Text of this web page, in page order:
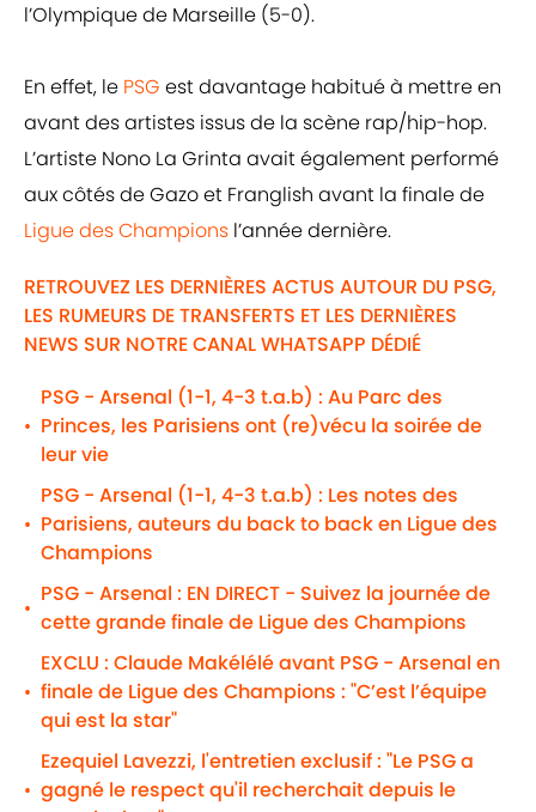
l’Olympique de Marseille (5-0).
En effet, le PSG est davantage habitué à mettre en
avant des artistes issus de la scène rap/hip-hop.
L’artiste Nono La Grinta avait également performé
aux côtés de Gazo et Franglish avant la finale de
Ligue des Champions l’année dernière.
RETROUVEZ LES DERNIÈRES ACTUS AUTOUR DU PSG,
LES RUMEURS DE TRANSFERTS ET LES DERNIÈRES
NEWS SUR NOTRE CANAL WHATSAPP DÉDIÉ
•
PSG - Arsenal (1-1, 4-3 t.a.b) : Au Parc des
Princes, les Parisiens ont (re)vécu la soirée de
leur vie
•
PSG - Arsenal (1-1, 4-3 t.a.b) : Les notes des
Parisiens, auteurs du back to back en Ligue des
Champions
•
PSG - Arsenal : EN DIRECT - Suivez la journée de
cette grande finale de Ligue des Champions
•
EXCLU : Claude Makélélé avant PSG - Arsenal en
finale de Ligue des Champions : "C’est l’équipe
qui est la star"
•
Ezequiel Lavezzi, l'entretien exclusif : "Le PSG a
gagné le respect qu'il recherchait depuis le